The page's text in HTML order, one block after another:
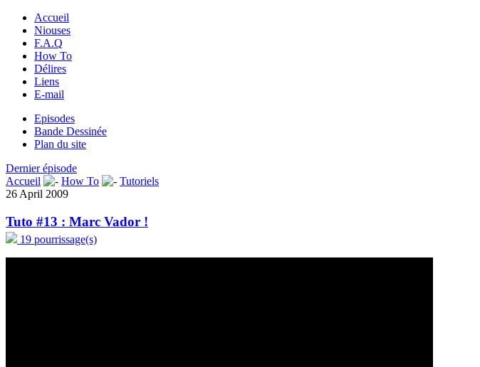
Accueil
Niouses
F.A.Q
How To
Délires
Liens
E-mail
Episodes
Bande Dessinée
Plan du site
Dernier épisode
Accueil
How To
Tutoriels
26 April 2009
Tuto #13 : Marc Vador !
19 pourrissage(s)